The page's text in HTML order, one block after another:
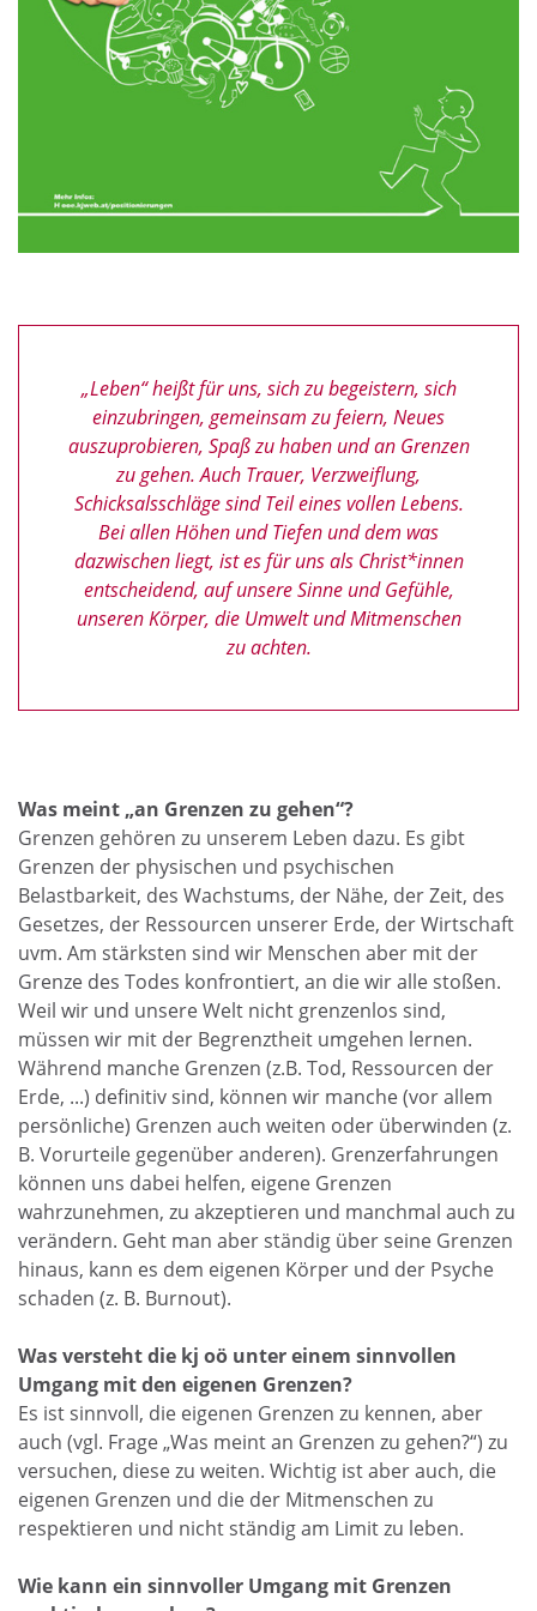
„Leben“ heißt für uns, sich zu begeistern, sich
einzubringen, gemeinsam zu feiern, Neues
auszuprobieren, Spaß zu haben und an Grenzen
zu gehen. Auch Trauer, Verzweiflung,
Schicksalsschläge sind Teil eines vollen Lebens.
Bei allen Höhen und Tiefen und dem was
dazwischen liegt, ist es für uns als Christ*innen
entscheidend, auf unsere Sinne und Gefühle,
unseren Körper, die Umwelt und Mitmenschen
zu achten.
Was meint „an Grenzen zu gehen“?
Grenzen gehören zu unserem Leben dazu. Es gibt
Grenzen der physischen und psychischen
Belastbarkeit, des Wachstums, der Nähe, der Zeit, des
Gesetzes, der Ressourcen unserer Erde, der Wirtschaft
uvm. Am stärksten sind wir Menschen aber mit der
Grenze des Todes konfrontiert, an die wir alle stoßen.
Weil wir und unsere Welt nicht grenzenlos sind,
müssen wir mit der Begrenztheit umgehen lernen.
Während manche Grenzen (z.B. Tod, Ressourcen der
Erde, ...) definitiv sind, können wir manche (vor allem
persönliche) Grenzen auch weiten oder überwinden (z.
B. Vorurteile gegenüber anderen). Grenzerfahrungen
können uns dabei helfen, eigene Grenzen
wahrzunehmen, zu akzeptieren und manchmal auch zu
verändern. Geht man aber ständig über seine Grenzen
hinaus, kann es dem eigenen Körper und der Psyche
schaden (z. B. Burnout).
Was versteht die kj oö unter einem sinnvollen
Umgang mit den eigenen Grenzen?
Es ist sinnvoll, die eigenen Grenzen zu kennen, aber
auch (vgl. Frage „Was meint an Grenzen zu gehen?“) zu
versuchen, diese zu weiten. Wichtig ist aber auch, die
eigenen Grenzen und die der Mitmenschen zu
respektieren und nicht ständig am Limit zu leben.
Wie kann ein sinnvoller Umgang mit Grenzen